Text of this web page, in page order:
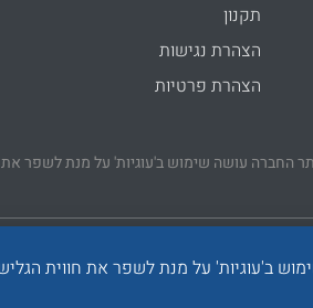
תקנון
הצהרת נגישות
הצהרת פרטיות
החברה עושה שימוש ב'עוגיות' על מנת לשפר
בניית אתרי אינטרנט לעסקים|פיתוחב'עוגיות' על מנת לשפר את חווית